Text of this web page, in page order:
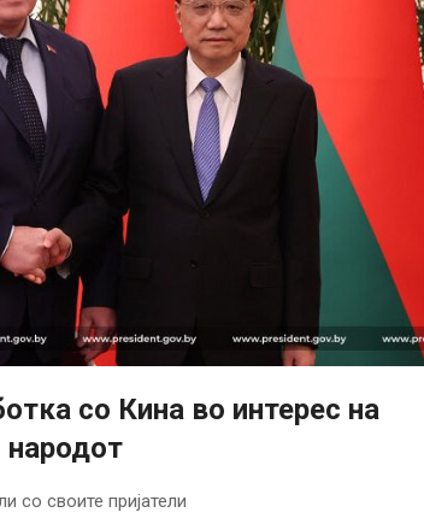
со Кина во интерес на
народот
со своите пријатели